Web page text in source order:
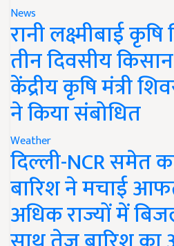
News
रानी लक्ष्मीबाई कृषि
तीन दिवसीय किसान
केंद्रीय कृषि मंत्री
ने किया संबोधित
Weather
दिल्ली-NCR समेत
बारिश ने मचाई
अधिक राज्यों में